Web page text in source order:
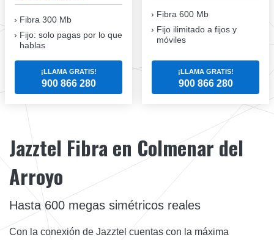
Fibra 300 Mb
Fijo: solo pagas por lo que
hablas
¡LLAMA GRATIS!
900 866 280
Fibra 600 Mb
Fijo ilimitado a fijos y
móviles
¡LLAMA GRATIS!
900 866 280
Jazztel Fibra en Colmenar del
Arroyo
Hasta 600 megas simétricos reales
Con la conexión de Jazztel cuentas con la máxima